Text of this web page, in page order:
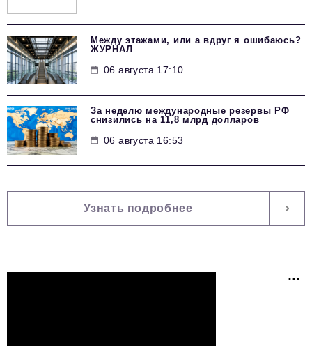
Между этажами, или а вдруг я ошибаюсь?
ЖУРНАЛ
06 августа 17:10
За неделю международные резервы РФ
снизились на 11,8 млрд долларов
06 августа 16:53
Узнать подробнее